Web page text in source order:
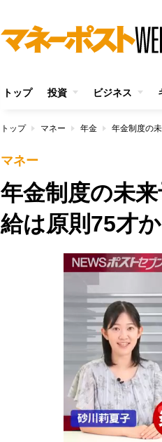
トップ 投資 ビジネス
トップ マネー 年金 年金制度の
マネー
年金制度の未
給は原則75才